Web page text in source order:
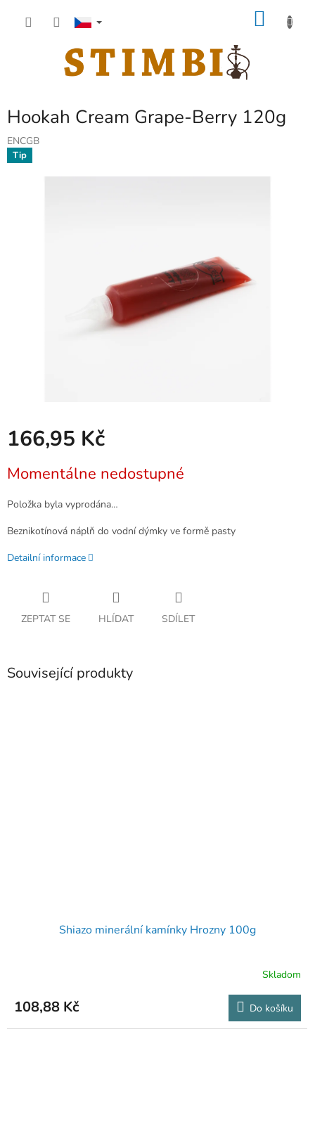
Hookah Cream Grape-Berry 120g
ENCGB
Tip
166,95 Kč
cena:
Momentálne nedostupné
Položka byla vyprodána…
Beznikotínová náplň do vodní dýmky ve formě pasty
Detailní informace
ZEPTAT SE HLÍDAT SDÍLET
Související produkty
Shiazo minerální kamínky Hrozny 100g
Skladom
108,88 Kč Do košíku